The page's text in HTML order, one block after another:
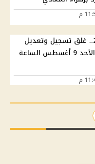
تنسيق الجامعات 2026.. غلق تسجيل وتعديل
رغبات المرحلة الأولى الأحد 9 أغسطس الساعة